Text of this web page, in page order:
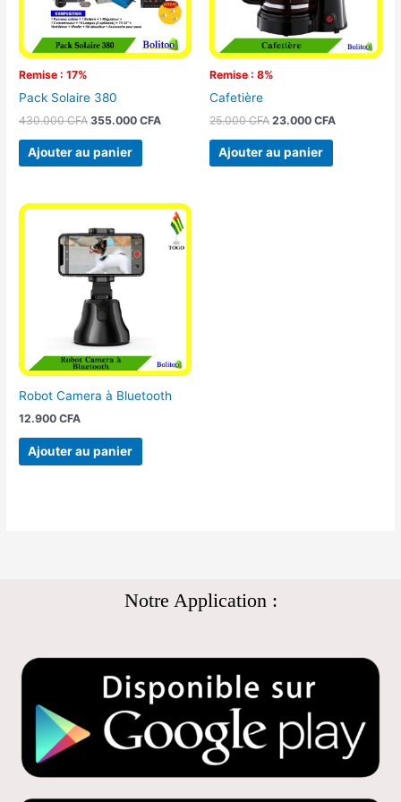
Remise : 17%
Pack Solaire 380
430.000CFA 355.000CFA
Ajouter au panier
Remise : 8%
Cafetière
25.000CFA 23.000 CFA
Ajouter au panier
Robot Camera à Bluetooth
12.900CFA
Ajouter au panier
Notre Application :